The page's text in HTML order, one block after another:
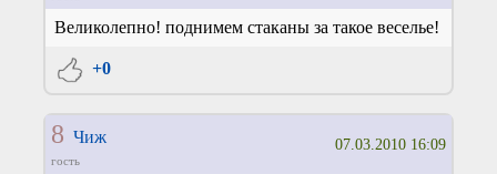
Великолепно! поднимем стаканы за такое веселье!
+0
8 Чиж
гость
07.03.2010 16:09